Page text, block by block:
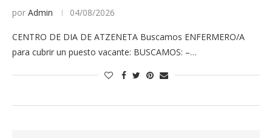
por Admin 04/08/2026
CENTRO DE DIA DE ATZENETA Buscamos ENFERMERO/A
para cubrir un puesto vacante: BUSCAMOS: –…